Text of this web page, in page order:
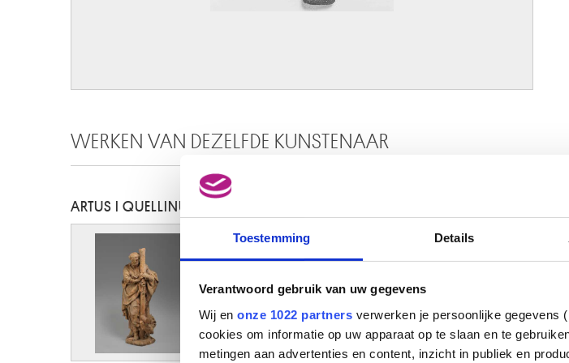
Toestemming Details
Verantwoord gebruik van uw gegevens
Wij en onze 1022 partners verwerken je persoonlijke gegevens
cookies om informatie op uw apparaat op te slaan en te
metingen aan advertenties en content, inzicht in publiek en
WERKEN VAN DEZELFDE KUNSTENAAR
ARTUS I QUELLINUS
Afbeelding niet beschikbaar